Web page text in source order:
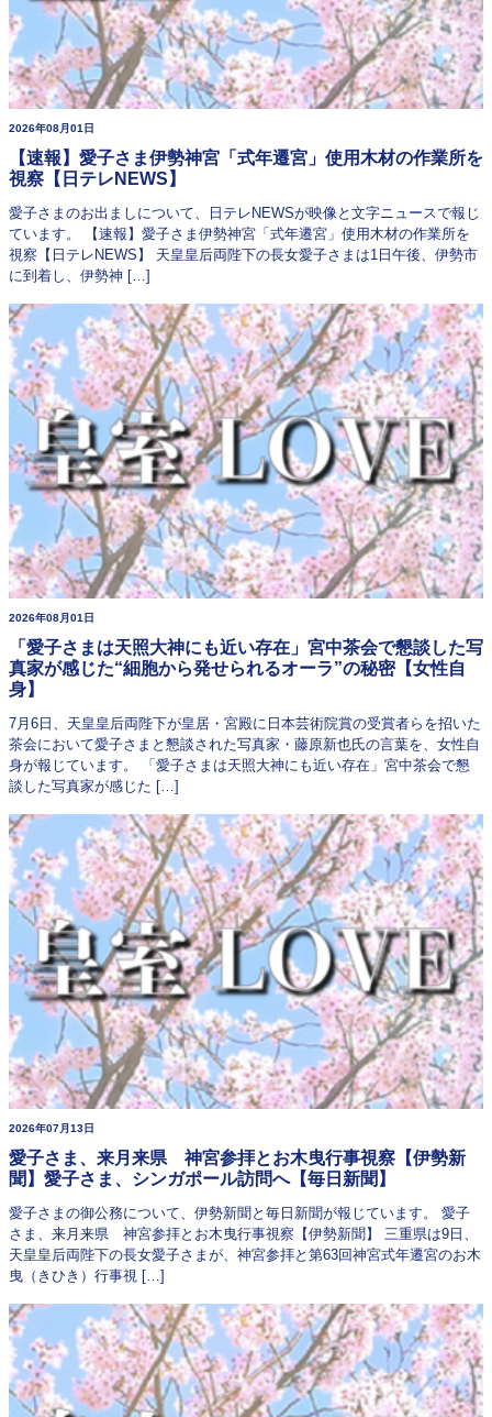
2026年08月01日
【速報】愛子さま伊勢神宮「式年遷宮」使用木材の作業所を
視察【日テレNEWS】
愛子さまのお出ましについて、日テレNEWSが映像と文字ニュースで報じ
ています。 【速報】愛子さま伊勢神宮「式年遷宮」使用木材の作業所を
視察【日テレNEWS】 天皇皇后両陛下の長女愛子さまは1日午後、伊勢市
に到着し、伊勢神 […]
2026年08月01日
「愛子さまは天照大神にも近い存在」宮中茶会で懇談した写
真家が感じた“細胞から発せられるオーラ”の秘密【女性自
身】
7月6日、天皇皇后両陛下が皇居・宮殿に日本芸術院賞の受賞者らを招いた
茶会において愛子さまと懇談された写真家・藤原新也氏の言葉を、女性自
身が報じています。 「愛子さまは天照大神にも近い存在」宮中茶会で懇
談した写真家が感じた […]
2026年07月13日
愛子さま、来月来県 神宮参拝とお木曳行事視察【伊勢新
聞】愛子さま、シンガポール訪問へ【毎日新聞】
愛子さまの御公務について、伊勢新聞と毎日新聞が報じています。 愛子
さま、来月来県 神宮参拝とお木曳行事視察【伊勢新聞】 三重県は9日、
天皇皇后両陛下の長女愛子さまが、神宮参拝と第63回神宮式年遷宮のお木
曳（きひき）行事視 […]